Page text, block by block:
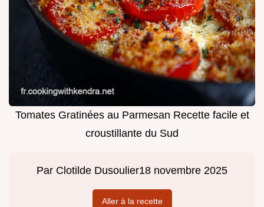
Tomates Gratinées au Parmesan Recette facile et
croustillante du Sud
Par Clotilde Dusoulier18 novembre 2025
Aller à la recette